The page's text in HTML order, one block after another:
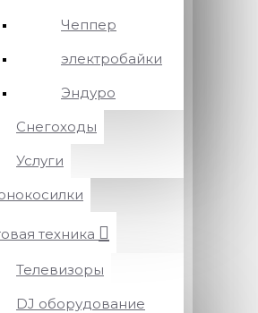
Чеппер
электробайки
Эндуро
Снегоходы
Услуги
техника
Телевизоры
DJ оборудование